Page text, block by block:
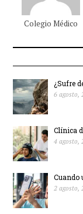
Colegio Médico
¿Sufre
6 agosto,
Clínica
4 agosto,
Cuando
2 agosto,